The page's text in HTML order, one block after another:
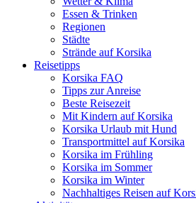
Essen & Trinken
Regionen
Städte
Strände auf Korsika
Reisetipps
Korsika FAQ
Tipps zur Anreise
Beste Reisezeit
Mit Kindern auf Korsika
Korsika Urlaub mit Hund
Transportmittel auf Korsika
Korsika im Frühling
Korsika im Sommer
Korsika im Winter
Nachhaltiges Reisen auf